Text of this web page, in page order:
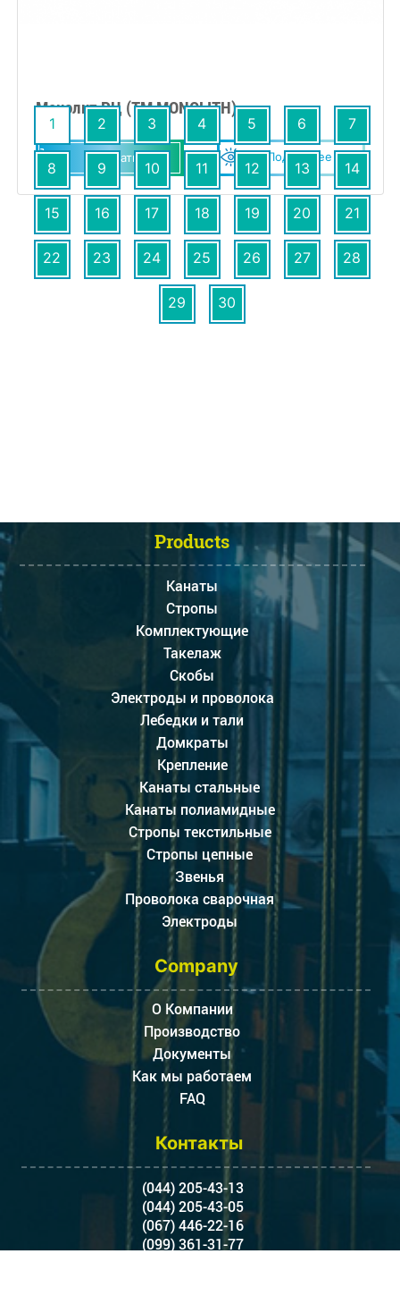
Монолит РЦ (TM MONOLITH)
Заказать Подробнее
1 2 3 4 5 6 7
8 9 10 11 12 13 14
15 16 17 18 19 20 21
22 23 24 25 26 27 28
29 30
Products
Канаты
Стропы
Комплектующие
Такелаж
Скобы
Электроды и проволока
Лебедки и тали
Домкраты
Крепление
Канаты стальные
Канаты полиамидные
Стропы текстильные
Стропы цепные
Звенья
Проволока сварочная
Электроды
Company
О Компании
Производство
Документы
Как мы работаем
FAQ
Контакты
(044) 205-43-13
(044) 205-43-05
(067) 446-22-16
(099) 361-31-77